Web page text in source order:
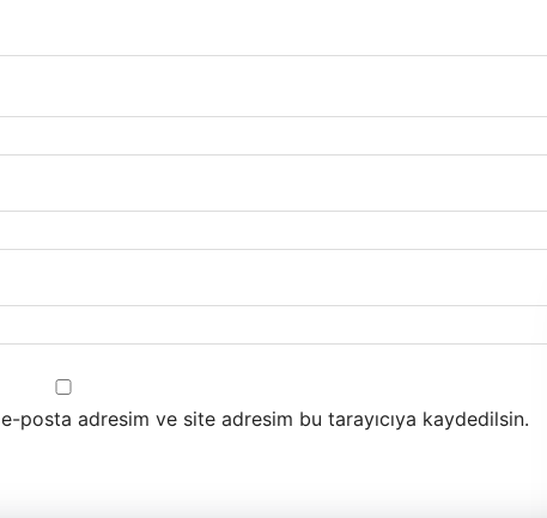
posta adresim ve site adresim bu tarayıcıya kaydedilsin.